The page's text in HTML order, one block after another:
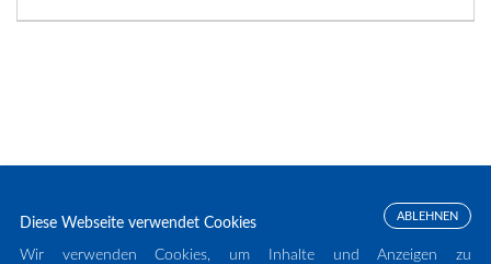
Diese Webseite verwendet Cookies
Wir verwenden Cookies, um Inhalte und Anzeigen zu
ABLEHNEN